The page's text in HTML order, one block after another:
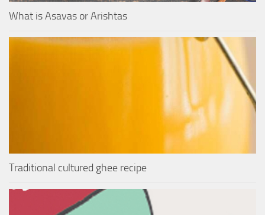
What is Asavas or Arishtas
Traditional cultured ghee recipe